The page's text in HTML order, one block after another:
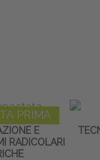
PRIMA
E
RADICOLARI